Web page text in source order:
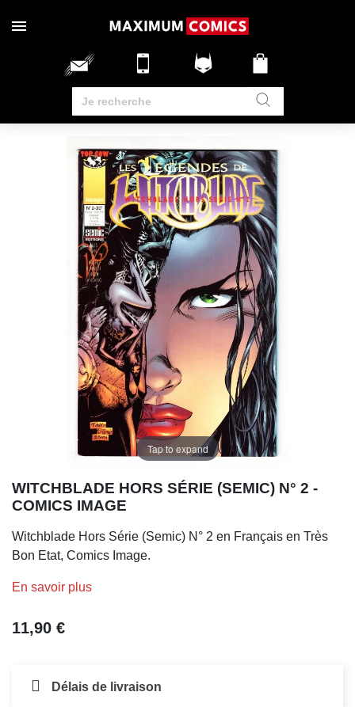
Tap to expand
WITCHBLADE HORS SÉRIE (SEMIC) N° 2 -
COMICS IMAGE
Witchblade Hors Série (Semic) N° 2 en Français en Très
Bon Etat, Comics Image.
En savoir plus
11,90 €
Délais de livraison